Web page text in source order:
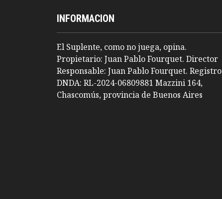
INFORMACION
El Suplente, como no juega, opina.
Propietario: Juan Pablo Fourquet. Director
Responsable: Juan Pablo Fourquet. Registro
DNDA: RL-2024-06809881 Mazzini 164,
Chascomús, provincia de Buenos Aires